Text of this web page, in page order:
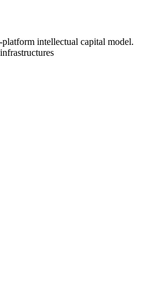
intellectual capital model.